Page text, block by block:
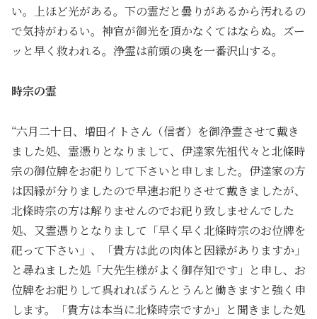
い。上ほど光がある。下の霊だと曇りがあるから汚れるの
で気持がわるい。神官が御光を頂かなくてはならぬ。ズー
ッと早く救われる。浄霊は前頭の奥を一番沢山する。
時宗の霊
“六月二十日、増田イトさん（信者）を御浄霊させて戴き
ました処、霊憑りとなりまして、伊達家先祖代々と北條時
宗の御位牌をお祀りして下さいと申しました。伊達家の方
は因縁が分りましたので早速お祀りさせて戴きましたが、
北條時宗の方は解りませんのでお祀り致しませんでした
処、又霊憑りとなりまして「早く早く北條時宗のお位牌を
祀って下さい」、「貴方は此の肉体と因縁がありますか」
と尋ねました処「大先生様がよく御存知です」と申し、お
位牌をお祀りして呉れればうんとうんと働きますと強く申
します。「貴方は本当に北條時宗ですか」と聞きました処